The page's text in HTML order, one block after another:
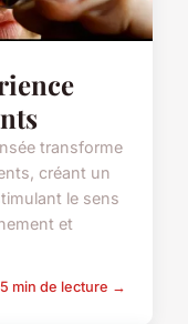
transforme
créant un
le sens
et
5 min de lecture →